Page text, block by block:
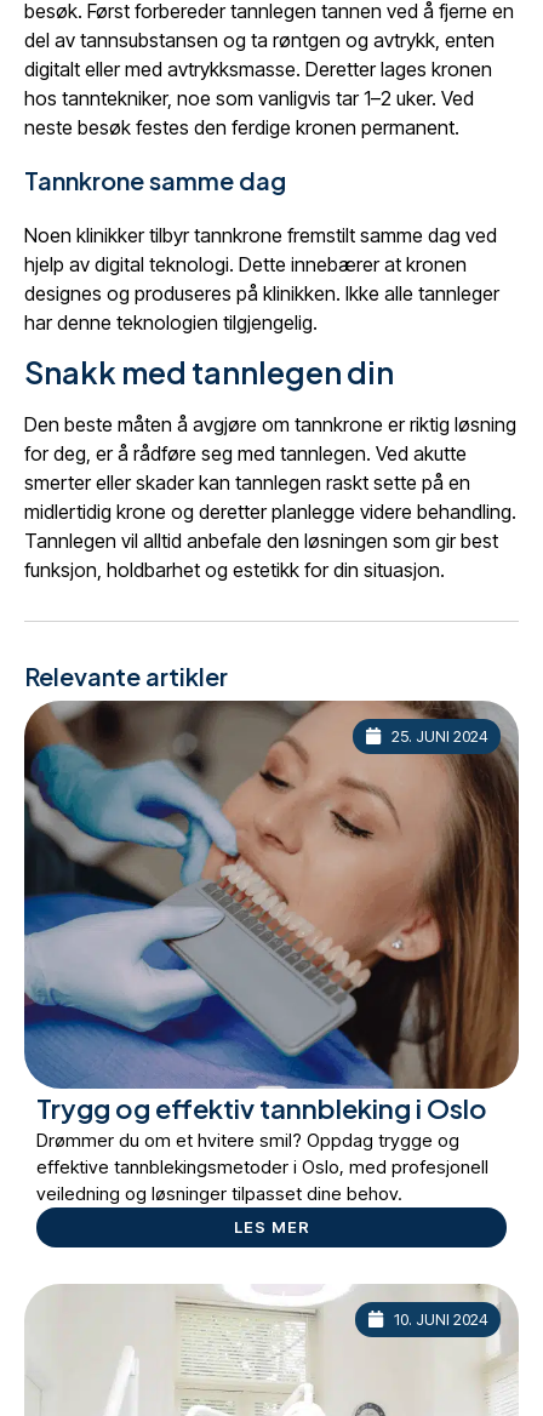
besøk. Først forbereder tannlegen tannen ved å fjerne en
del av tannsubstansen og ta røntgen og avtrykk, enten
digitalt eller med avtrykksmasse. Deretter lages kronen
hos tanntekniker, noe som vanligvis tar 1–2 uker. Ved
neste besøk festes den ferdige kronen permanent.
Tannkrone samme dag
Noen klinikker tilbyr tannkrone fremstilt samme dag ved
hjelp av digital teknologi. Dette innebærer at kronen
designes og produseres på klinikken. Ikke alle tannleger
har denne teknologien tilgjengelig.
Snakk med tannlegen din
Den beste måten å avgjøre om tannkrone er riktig løsning
for deg, er å rådføre seg med tannlegen. Ved akutte
smerter eller skader kan tannlegen raskt sette på en
midlertidig krone og deretter planlegge videre behandling.
Tannlegen vil alltid anbefale den løsningen som gir best
funksjon, holdbarhet og estetikk for din situasjon.
Relevante artikler
25. JUNI 2024
Trygg og effektiv tannbleking i Oslo
Drømmer du om et hvitere smil? Oppdag trygge og
effektive tannblekingsmetoder i Oslo, med profesjonell
veiledning og løsninger tilpasset dine behov.
LES MER
10. JUNI 2024